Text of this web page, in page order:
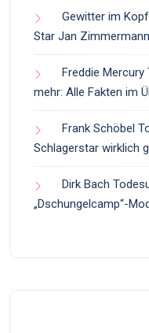
Gewitter im
Star Jan
Freddie
mehr: Alle Fakten im
Frank Schöbel
Schlagerstar wirklich
Dirk Bach
„Dschungelcamp“-